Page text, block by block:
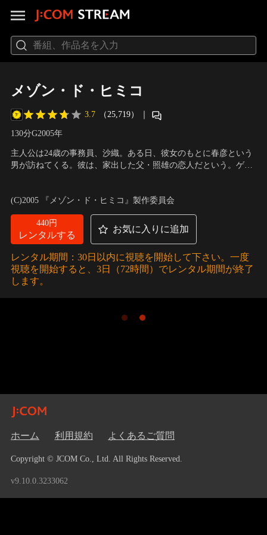
メゾン・ド・ヒミコ
3.7 （25,719） ｜
130分G2005年
主人公は24歳の事務員、沙織。ある日、彼女のもとに春彦という
男が訪ねてくる。彼は、家出した父・照雄の恋人だという。ゲイ
の人間模様を優しく描いた感動ドラマ。
(C)2005 『メゾン・ド・ヒミコ』製作委員会
440円
レンタルする
お気に入りに追加
レンタル期間：30日以内に視聴を開始して下さい。一度
視聴を開始すると、3日（72時間）でレンタル期間が終了
します。
ホーム 利用規約 よくあるご質問
Copyright © JCOM Co., Ltd. All Rights Reserved.
v9.10.0.3233062